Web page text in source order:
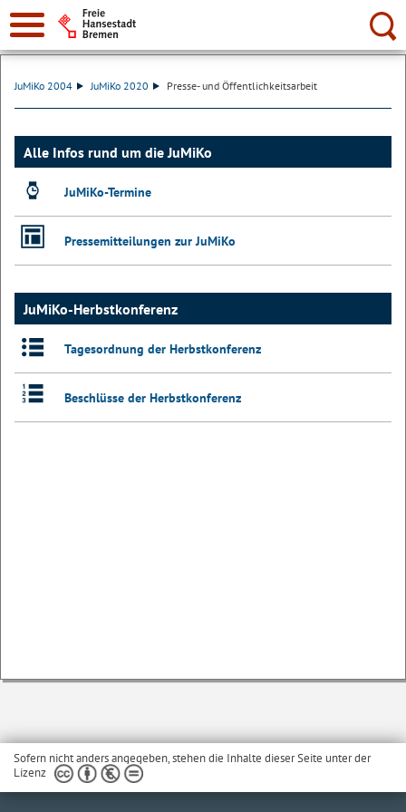
Suche:
JuMiKo 2004 JuMiKo 2020 Presse- und Öffentlichkeitsarbeit
Alle Infos rund um die JuMiKo
JuMiKo-Termine
Pressemitteilungen zur JuMiKo
JuMiKo-Herbstkonferenz
Tagesordnung der Herbstkonferenz
Beschlüsse der Herbstkonferenz
Sofern nicht anders angegeben, stehen die Inhalte dieser Seite unter der
Lizenz